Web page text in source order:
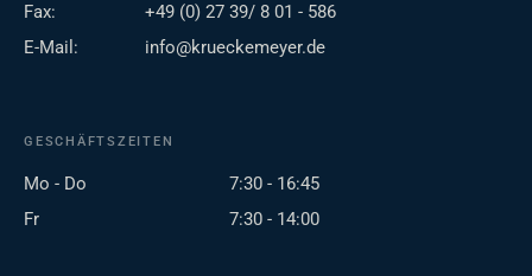
Fax:
+49 (0) 27 39/ 8 01 - 586
E-Mail:
info@krueckemeyer.de
GESCHÄFTSZEITEN
Mo - Do
7:30 - 16:45
Fr
7:30 - 14:00